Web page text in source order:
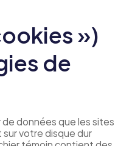
»)
de
données que les sites
votre disque dur